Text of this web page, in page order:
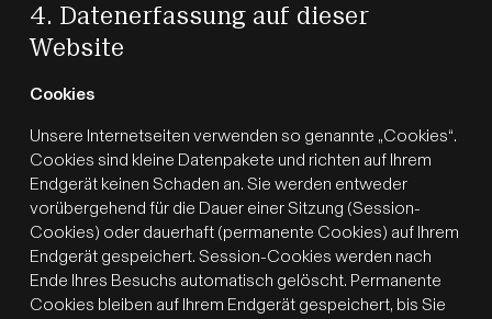
4. Datenerfassung auf dieser
Website
Cookies
Unsere Internetseiten verwenden so genannte „Cookies“.
Cookies sind kleine Datenpakete und richten auf Ihrem
Endgerät keinen Schaden an. Sie werden entweder
vorübergehend für die Dauer einer Sitzung (Session-
Cookies) oder dauerhaft (permanente Cookies) auf Ihrem
Endgerät gespeichert. Session-Cookies werden nach
Ende Ihres Besuchs automatisch gelöscht. Permanente
Cookies bleiben auf Ihrem Endgerät gespeichert, bis Sie